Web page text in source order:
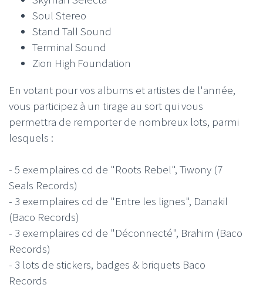
Soul Stereo
Stand Tall Sound
Terminal Sound
Zion High Foundation
En votant pour vos albums et artistes de l'année,
vous participez à un tirage au sort qui vous
permettra de remporter de nombreux lots, parmi
lesquels :
- 5 exemplaires cd de "Roots Rebel", Tiwony (7
Seals Records)
- 3 exemplaires cd de "Entre les lignes", Danakil
(Baco Records)
- 3 exemplaires cd de "Déconnecté", Brahim (Baco
Records)
- 3 lots de stickers, badges & briquets Baco
Records